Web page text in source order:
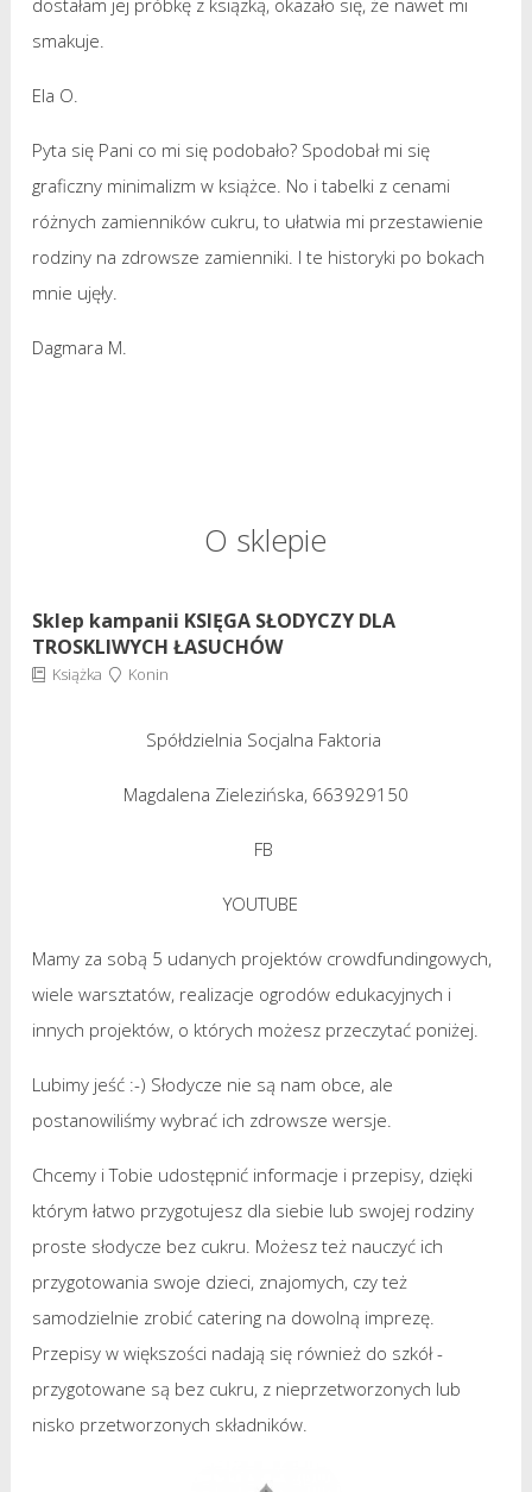
smakuje.
Ela O.
Pyta się Pani co mi się podobało? Spodobał mi się
graficzny minimalizm w książce. No i tabelki z cenami
różnych zamienników cukru, to ułatwia mi przestawienie
rodziny na zdrowsze zamienniki. I te historyki po bokach
mnie ujęły.
Dagmara M.
O sklepie
Sklep kampanii KSIĘGA SŁODYCZY DLA
TROSKLIWYCH ŁASUCHÓW
Książka Konin
Spółdzielnia Socjalna Faktoria
Magdalena Zielezińska, 663929150
FB
YOUTUBE
Mamy za sobą 5 udanych projektów crowdfundingowych,
wiele warsztatów, realizacje ogrodów edukacyjnych i
innych projektów, o których możesz przeczytać poniżej.
Lubimy jeść :-) Słodycze nie są nam obce, ale
postanowiliśmy wybrać ich zdrowsze wersje.
Chcemy i Tobie udostępnić informacje i przepisy, dzięki
którym łatwo przygotujesz dla siebie lub swojej rodziny
proste słodycze bez cukru. Możesz też nauczyć ich
przygotowania swoje dzieci, znajomych, czy też
samodzielnie zrobić catering na dowolną imprezę.
Przepisy w większości nadają się również do szkół -
przygotowane są bez cukru, z nieprzetworzonych lub
nisko przetworzonych składników.